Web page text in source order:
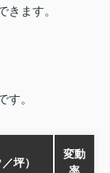
きます。
す。
坪）
変動